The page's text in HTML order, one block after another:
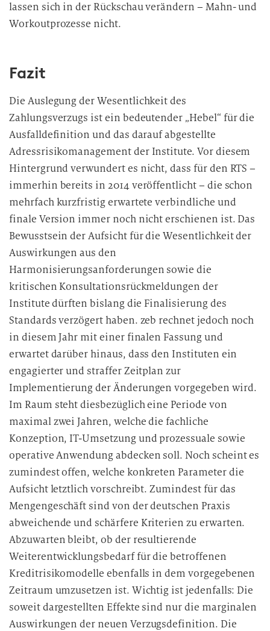
lassen sich in der Rückschau verändern – Mahn- und
Workoutprozesse nicht.
Fazit
Die Auslegung der Wesentlichkeit des
Zahlungsverzugs ist ein bedeutender „Hebel“ für die
Ausfalldefinition und das darauf abgestellte
Adressrisikomanagement der Institute. Vor diesem
Hintergrund verwundert es nicht, dass für den RTS –
immerhin bereits in 2014 veröffentlicht – die schon
mehrfach kurzfristig erwartete verbindliche und
finale Version immer noch nicht erschienen ist. Das
Bewusstsein der Aufsicht für die Wesentlichkeit der
Auswirkungen aus den
Harmonisierungsanforderungen sowie die
kritischen Konsultationsrückmeldungen der
Institute dürften bislang die Finalisierung des
Standards verzögert haben. zeb rechnet jedoch noch
in diesem Jahr mit einer finalen Fassung und
erwartet darüber hinaus, dass den Instituten ein
engagierter und straffer Zeitplan zur
Implementierung der Änderungen vorgegeben wird.
Im Raum steht diesbezüglich eine Periode von
maximal zwei Jahren, welche die fachliche
Konzeption, IT-Umsetzung und prozessuale sowie
operative Anwendung abdecken soll. Noch scheint es
zumindest offen, welche konkreten Parameter die
Aufsicht letztlich vorschreibt. Zumindest für das
Mengengeschäft sind von der deutschen Praxis
abweichende und schärfere Kriterien zu erwarten.
Abzuwarten bleibt, ob der resultierende
Weiterentwicklungsbedarf für die betroffenen
Kreditrisikomodelle ebenfalls in dem vorgegebenen
Zeitraum umzusetzen ist. Wichtig ist jedenfalls: Die
soweit dargestellten Effekte sind nur die marginalen
Auswirkungen der neuen Verzugsdefinition. Die